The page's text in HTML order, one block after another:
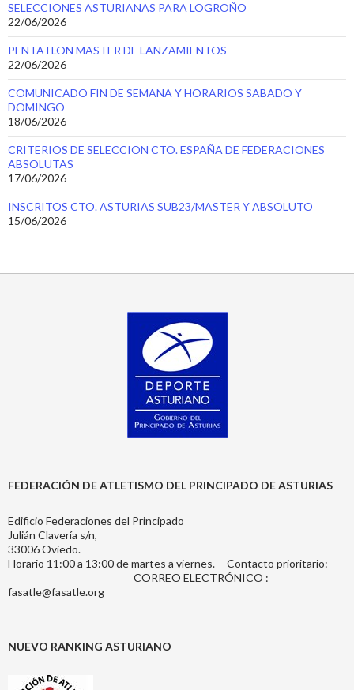
SELECCIONES ASTURIANAS PARA LOGROÑO
22/06/2026
PENTATLON MASTER DE LANZAMIENTOS
22/06/2026
COMUNICADO FIN DE SEMANA Y HORARIOS SABADO Y
DOMINGO
18/06/2026
CRITERIOS DE SELECCION CTO. ESPAÑA DE FEDERACIONES
ABSOLUTAS
17/06/2026
INSCRITOS CTO. ASTURIAS SUB23/MASTER Y ABSOLUTO
15/06/2026
FEDERACIÓN DE ATLETISMO DEL PRINCIPADO DE ASTURIAS
Edificio Federaciones del Principado
Julián Clavería s/n,
33006 Oviedo.
Horario 11:00 a 13:00 de martes a viernes. Contacto prioritario:
CORREO ELECTRÓNICO :
fasatle@fasatle.org
NUEVO RANKING ASTURIANO